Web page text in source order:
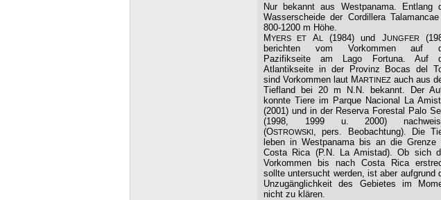
Nur bekannt aus Westpanama. Entlang
Wasserscheide der Cordillera
800-1200 m Höhe.
MYERS ET AL (1984) und JUNGFER
berichten vom Vorkommen auf
Pazifikseite am Lago Fortuna. Auf
Atlantikseite in der Provinz Bocas del
sind Vorkommen laut MARTINEZ auch aus
Tiefland bei 20 m N.N. bekannt. Der
konnte Tiere im Parque Nacional La
(2001) und in der Reserva Forestal Palo
(1998, 1999 u. 2000)
(OSTROWSKI
, pers. Beobachtung). Die
leben in Westpanama bis an die Grenze
Costa Rica (P.N. La Amistad). Ob sich
Vorkommen bis nach Costa Rica
sollte untersucht werden, ist aber aufgrund
Unzugänglichkeit des Gebietes im
nicht zu klären.